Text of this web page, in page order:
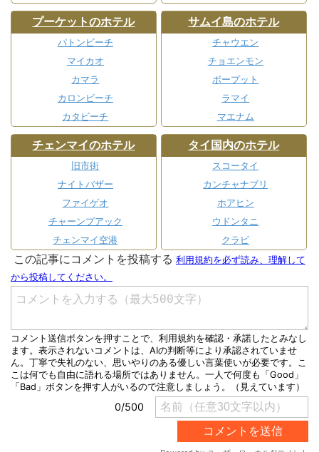
プーケットのホテル
パトンビーチ
マイカオ
カマラ
カロンビーチ
カタビーチ
サムイ島のホテル
チャウエン
チョエンモン
ボープット
ラマイ
マエナム
チェンマイのホテル
旧市街
ナイトバザー
ファイゲオ
チャーンプアック
チェンマイ空港
タイ国内のホテル
スコータイ
カンチャナブリ
ホアヒン
ウドンタニ
クラビ